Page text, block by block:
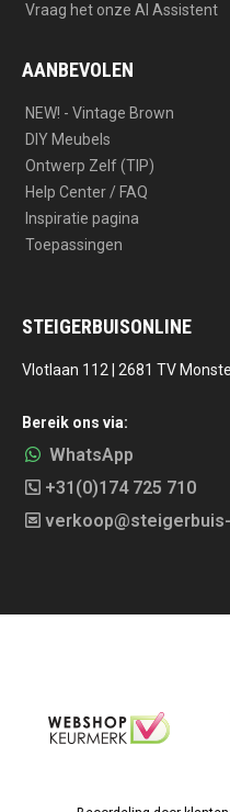
Vraag het onze AI Assistent
AANBEVOLEN
NEW! - Vintage Brown
DIY Meubels
Ontwerp Zelf (TIP)
Help Center / FAQ
Inspiratie pagina
Toepassingen
STEIGERBUISONLINE
Vlotlaan 112 | 2681 TV
Bereik ons via:
WhatsApp
+31(0)174 725 710